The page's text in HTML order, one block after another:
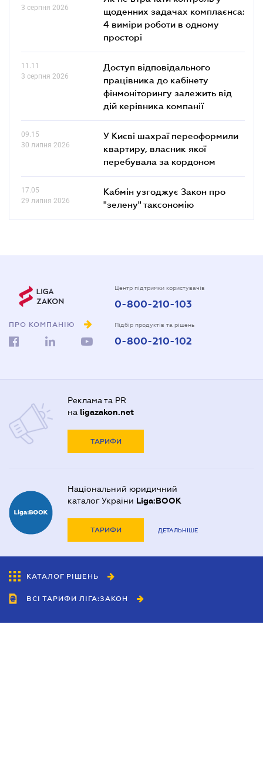
3 серпня 2026
щоденних задачах комплаєнса:
4 виміри роботи в одному
просторі
11.11
3 серпня 2026
Доступ відповідального
працівника до кабінету
фінмоніторингу залежить від
дій керівника компанії
09.15
30 липня 2026
У Києві шахраї переоформили
квартиру, власник якої
перебувала за кордоном
17.05
29 липня 2026
Кабмін узгоджує Закон про
"зелену" таксономію
ПРО КОМПАНІЮ
Центр підтримки користувачів
0-800-210-103
Підбір продуктів та рішень
0-800-210-102
Реклама та PR
на ligazakon.net
ТАРИФИ
Національний юридичний
каталог України Liga:BOOK
ТАРИФИ ДЕТАЛЬНІШЕ
КАТАЛОГ РІШЕНЬ
ВСІ ТАРИФИ ЛІГА:ЗАКОН